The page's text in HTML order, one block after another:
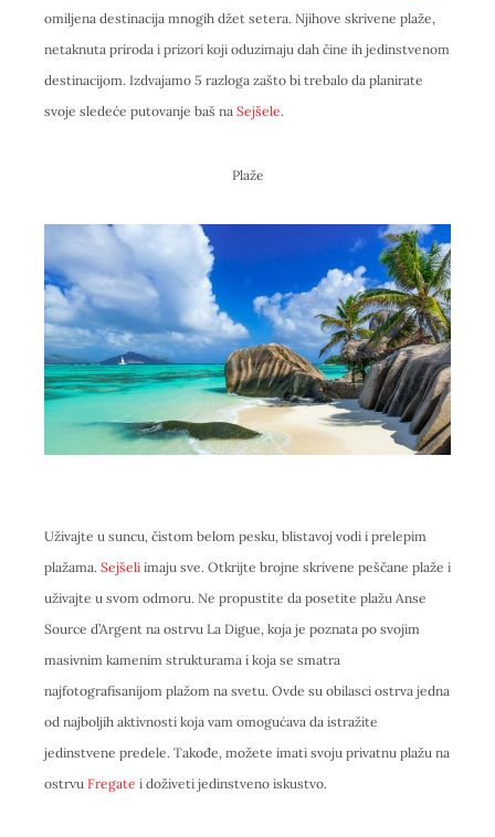
omiljena destinacija mnogih džet setera. Njihove skrivene plaže,
netaknuta priroda i prizori koji oduzimaju dah čine ih jedinstvenom
destinacijom. Izdvajamo 5 razloga zašto bi trebalo da planirate
svoje sledeće putovanje baš na Sejšele.
Plaže
Uživajte u suncu, čistom belom pesku, blistavoj vodi i prelepim
plažama. Sejšeli imaju sve. Otkrijte brojne skrivene peščane plaže i
uživajte u svom odmoru. Ne propustite da posetite plažu Anse
Source d’Argent na ostrvu La Digue, koja je poznata po svojim
masivnim kamenim strukturama i koja se smatra
najfotografisanijom plažom na svetu. Ovde su obilasci ostrva jedna
od najboljih aktivnosti koja vam omogućava da istražite
jedinstvene predele. Takođe, možete imati svoju privatnu plažu na
ostrvu Fregate i doživeti jedinstveno iskustvo.